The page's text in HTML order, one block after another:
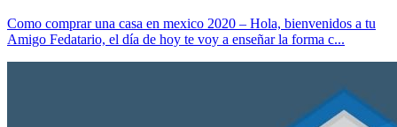
Como comprar una casa en mexico 2020 – Hola, bienvenidos a tu
Amigo Fedatario, el día de hoy te voy a enseñar la forma c...